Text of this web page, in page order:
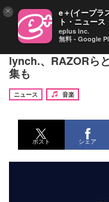
アルルカン、『ア
lynch.、RAZORら
集も
ニュース
音楽
ポスト シェア
× e＋(イープラ
ト・ニュー
eplus inc.
無料 - Google